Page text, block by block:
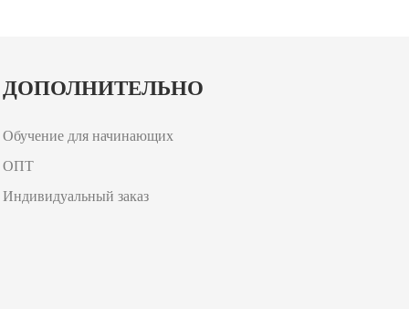
ДОПОЛНИТЕЛЬНО
Обучение для начинающих
ОПТ
Индивидуальный заказ